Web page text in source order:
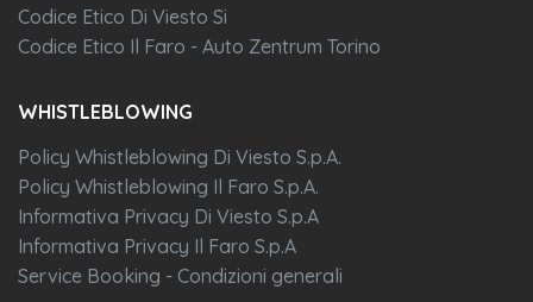
Codice Etico Di Viesto Si
Codice Etico Il Faro - Auto Zentrum Torino
WHISTLEBLOWING
Policy Whistleblowing Di Viesto S.p.A.
Policy Whistleblowing Il Faro S.p.A.
Informativa Privacy Di Viesto S.p.A
Informativa Privacy Il Faro S.p.A
Service Booking - Condizioni generali